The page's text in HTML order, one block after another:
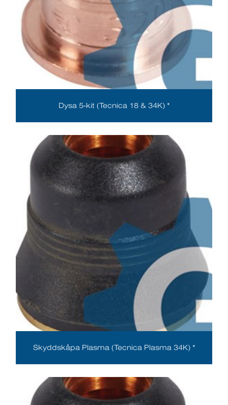
Dysa 5-kit (Tecnica 18 & 34K) *
Skyddskåpa Plasma (Tecnica Plasma 34K) *